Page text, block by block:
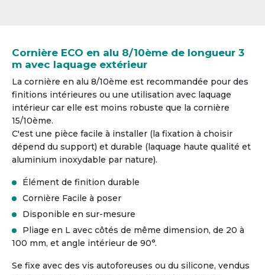
Cornière ECO en alu 8/10ème de longueur 3
m avec laquage extérieur
La cornière en alu 8/10ème est recommandée pour des
finitions intérieures ou une utilisation avec laquage
intérieur car elle est moins robuste que la cornière
15/10ème.
C'est une pièce facile à installer (la fixation à choisir
dépend du support) et durable (laquage haute qualité et
aluminium inoxydable par nature).
Élément de finition durable
Cornière Facile à poser
Disponible en sur-mesure
Pliage en L avec côtés de même dimension, de 20 à
100 mm, et angle intérieur de 90°.
Se fixe avec des vis autoforeuses ou du silicone, vendus